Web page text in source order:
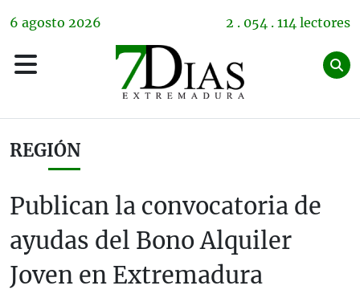
6 agosto 2026 2 . 054 . 114 lectores
REGIÓN
Publican la convocatoria de
ayudas del Bono Alquiler
Joven en Extremadura